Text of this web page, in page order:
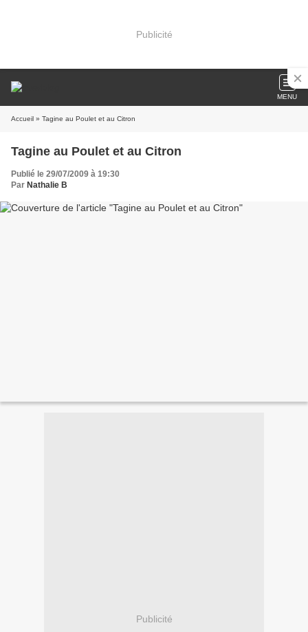
Publicité
MENU
Accueil » Tagine au Poulet et au Citron
Tagine au Poulet et au Citron
Publié le 29/07/2009 à 19:30
Par Nathalie B
Publicité